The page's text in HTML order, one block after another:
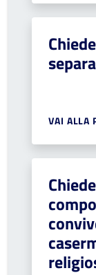
VAI ALLA